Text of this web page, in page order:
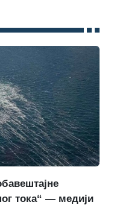
тока“ — медији